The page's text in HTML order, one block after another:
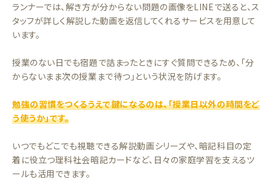
ランナーでは、解き方が分からない問題の画像をLINEで送ると、ス
タッフが詳しく解説した動画を返信してくれるサービスを用意して
います。
授業のない日でも宿題で詰まったときにすぐ質問できるため、「分
からないまま次の授業まで待つ」という状況を防げます。
勉強の習慣をつくるうえで鍵になるのは、「授業日以外の時間をど
う使うか」です。
いつでもどこでも視聴できる解説動画シリーズや、暗記科目の定
着に役立つ理科社会暗記カードなど、日々の家庭学習を支えるツ
ールも活用できます。